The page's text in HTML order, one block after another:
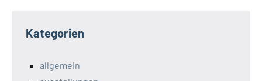
Kategorien
allgemein